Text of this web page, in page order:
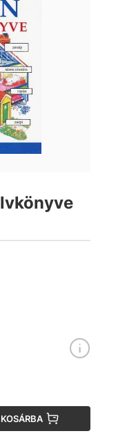
KOSÁRBA